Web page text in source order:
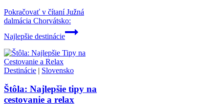
Pokračovať v čítaníJužná
dalmácia Chorvátsko:
Najlepšie destinácie
Destinácie | Slovensko
Štôla: Najlepšie tipy na
cestovanie a relax